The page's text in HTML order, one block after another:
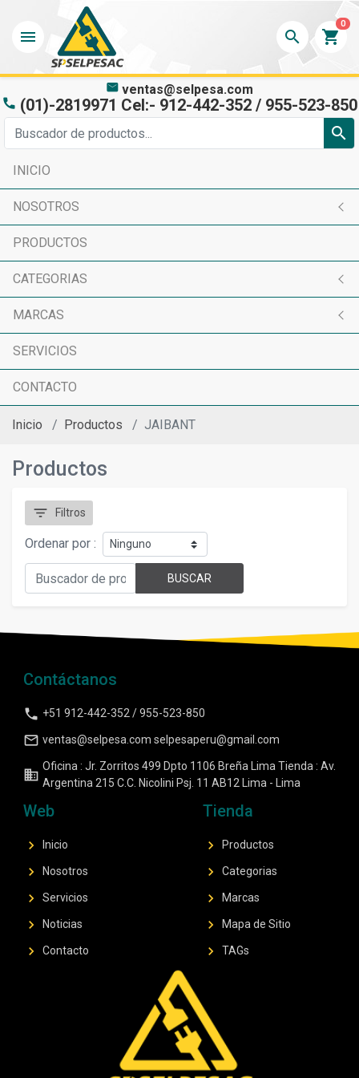
menu search shopping_cart
0
mail ventas@selpesa.com
phone (01)-2819971 Cel:- 912-442-352 / 955-523-850
search
INICIO
NOSOTROS
PRODUCTOS
CATEGORIAS
MARCAS
SERVICIOS
CONTACTO
Inicio Productos JAIBANT
Productos
filter_list Filtros
Ordenar por :
BUSCAR
Contáctanos
phone +51 912-442-352 / 955-523-850
mail_outline ventas@selpesa.com selpesaperu@gmail.com
business
Oficina : Jr. Zorritos 499 Dpto 1106 Breña Lima Tienda : Av.
Argentina 215 C.C. Nicolini Psj. 11 AB12 Lima - Lima
Web
chevron_right Inicio
chevron_right Nosotros
chevron_right Servicios
chevron_right Noticias
chevron_right Contacto
Tienda
chevron_right Productos
chevron_right Categorias
chevron_right Marcas
chevron_right Mapa de Sitio
chevron_right TAGs